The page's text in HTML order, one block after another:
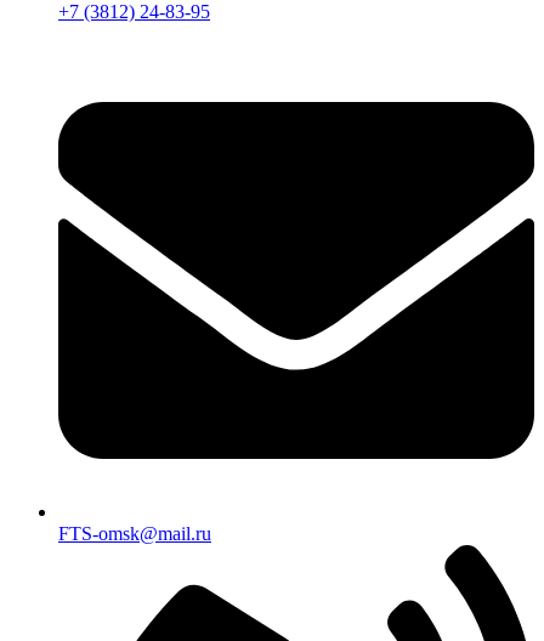
+7 (3812) 24-83-95
FTS-omsk@mail.ru